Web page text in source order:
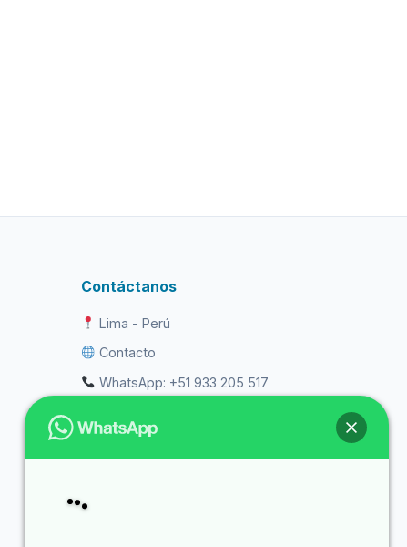
Contáctanos
Lima - Perú
Contacto
WhatsApp: +51 933 205 517
ventas@purificadoresdeagua.online